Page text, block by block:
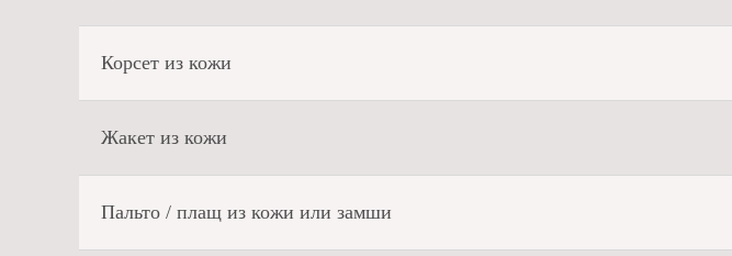
Корсет из кожи
Жакет из кожи
Пальто / плащ из кожи или замши